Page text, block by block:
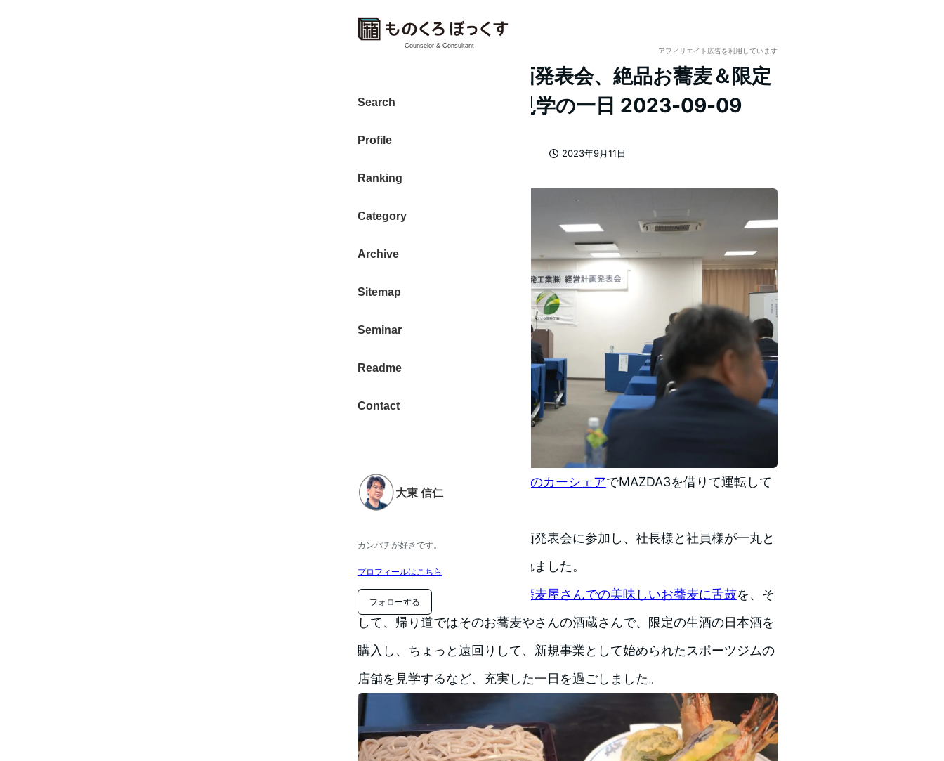
Counselor & Consultant
Search
Profile
Ranking
Category
Archive
Sitemap
Seminar
Readme
Contact
大東 信仁
カンパチが好きです。
プロフィールはこちら
フォローする
アフィリエイト広告を利用しています
埼玉出張！経営計画発表会、絶品お蕎麦＆限定
日本酒、新規ジム見学の一日 2023-09-09
2023年9月11日
者
2023年9月9日、朝から カレコのカーシェアでMAZDA3を借りて運転して
埼玉へ出張。
クライアント企業様の経営計画発表会に参加し、社長様と社員様が一丸と
なって進まれる姿勢を感じられました。
また、道中の上尾駅近くの
お蕎麦屋さんでの美味しいお蕎麦に舌鼓を、そ
して、帰り道ではそのお蕎麦やさんの酒蔵さんで、限定の生酒の日本酒を
購入し、ちょっと遠回りして、新規事業として始められたスポーツジムの
店舗を見学するなど、充実した一日を過ごしました。